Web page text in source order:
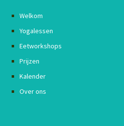
Welkom
Yogalessen
Eetworkshops
Prijzen
Kalender
Over ons